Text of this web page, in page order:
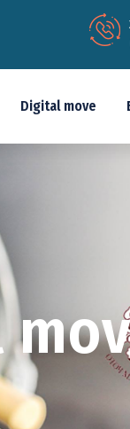
Digital move